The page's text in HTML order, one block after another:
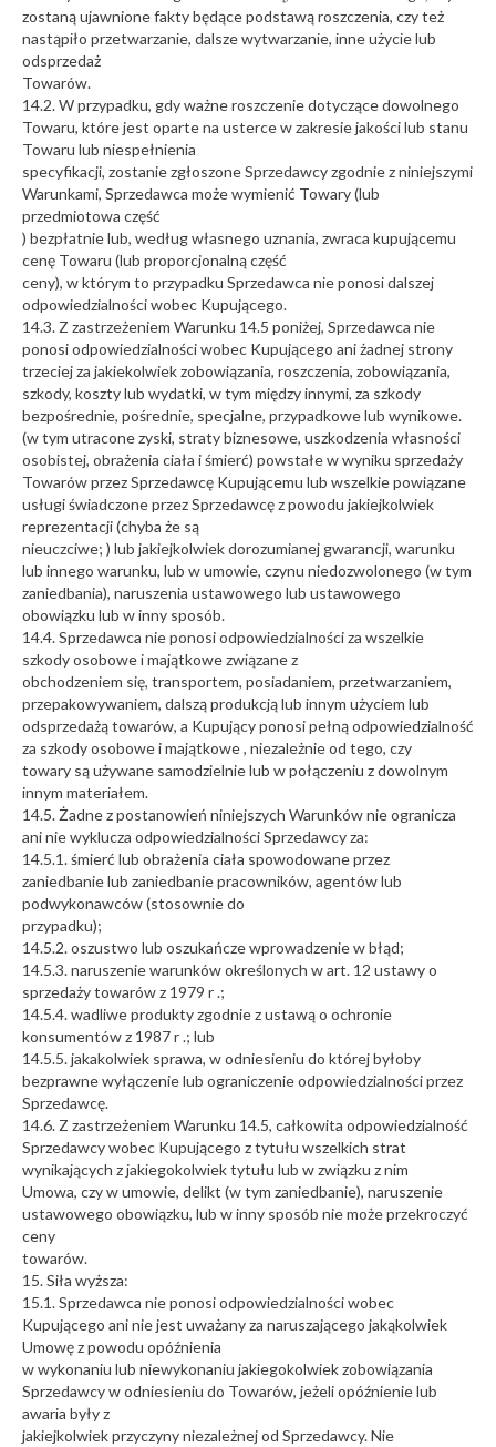
zostaną ujawnione fakty będące podstawą roszczenia, czy też
nastąpiło przetwarzanie, dalsze wytwarzanie, inne użycie lub
odsprzedaż
Towarów.
14.2. W przypadku, gdy ważne roszczenie dotyczące dowolnego
Towaru, które jest oparte na usterce w zakresie jakości lub stanu
Towaru lub niespełnienia
specyfikacji, zostanie zgłoszone Sprzedawcy zgodnie z niniejszymi
Warunkami, Sprzedawca może wymienić Towary (lub
przedmiotowa część
) bezpłatnie lub, według własnego uznania, zwraca kupującemu
cenę Towaru (lub proporcjonalną część
ceny), w którym to przypadku Sprzedawca nie ponosi dalszej
odpowiedzialności wobec Kupującego.
14.3. Z zastrzeżeniem Warunku 14.5 poniżej, Sprzedawca nie
ponosi odpowiedzialności wobec Kupującego ani żadnej strony
trzeciej za jakiekolwiek zobowiązania, roszczenia, zobowiązania,
szkody, koszty lub wydatki, w tym między innymi, za szkody
bezpośrednie, pośrednie, specjalne, przypadkowe lub wynikowe.
(w tym utracone zyski, straty biznesowe, uszkodzenia własności
osobistej, obrażenia ciała i śmierć) powstałe w wyniku sprzedaży
Towarów przez Sprzedawcę Kupującemu lub wszelkie powiązane
usługi świadczone przez Sprzedawcę z powodu jakiejkolwiek
reprezentacji (chyba że są
nieuczciwe; ) lub jakiejkolwiek dorozumianej gwarancji, warunku
lub innego warunku, lub w umowie, czynu niedozwolonego (w tym
zaniedbania), naruszenia ustawowego lub ustawowego
obowiązku lub w inny sposób.
14.4. Sprzedawca nie ponosi odpowiedzialności za wszelkie
szkody osobowe i majątkowe związane z
obchodzeniem się, transportem, posiadaniem, przetwarzaniem,
przepakowywaniem, dalszą produkcją lub innym użyciem lub
odsprzedażą towarów, a Kupujący ponosi pełną odpowiedzialność
za szkody osobowe i majątkowe , niezależnie od tego, czy
towary są używane samodzielnie lub w połączeniu z dowolnym
innym materiałem.
14.5. Żadne z postanowień niniejszych Warunków nie ogranicza
ani nie wyklucza odpowiedzialności Sprzedawcy za:
14.5.1. śmierć lub obrażenia ciała spowodowane przez
zaniedbanie lub zaniedbanie pracowników, agentów lub
podwykonawców (stosownie do
przypadku);
14.5.2. oszustwo lub oszukańcze wprowadzenie w błąd;
14.5.3. naruszenie warunków określonych w art. 12 ustawy o
sprzedaży towarów z 1979 r .;
14.5.4. wadliwe produkty zgodnie z ustawą o ochronie
konsumentów z 1987 r .; lub
14.5.5. jakakolwiek sprawa, w odniesieniu do której byłoby
bezprawne wyłączenie lub ograniczenie odpowiedzialności przez
Sprzedawcę.
14.6. Z zastrzeżeniem Warunku 14.5, całkowita odpowiedzialność
Sprzedawcy wobec Kupującego z tytułu wszelkich strat
wynikających z jakiegokolwiek tytułu lub w związku z nim
Umowa, czy w umowie, delikt (w tym zaniedbanie), naruszenie
ustawowego obowiązku, lub w inny sposób nie może przekroczyć
ceny
towarów.
15. Siła wyższa:
15.1. Sprzedawca nie ponosi odpowiedzialności wobec
Kupującego ani nie jest uważany za naruszającego jakąkolwiek
Umowę z powodu opóźnienia
w wykonaniu lub niewykonaniu jakiegokolwiek zobowiązania
Sprzedawcy w odniesieniu do Towarów, jeżeli opóźnienie lub
awaria były z
jakiejkolwiek przyczyny niezależnej od Sprzedawcy. Nie